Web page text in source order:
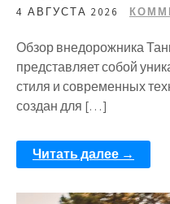
4 АВГУСТА 2026
Обзор внедорожника
представляет собой
стиля и современных
создан для […]
Читать далее →